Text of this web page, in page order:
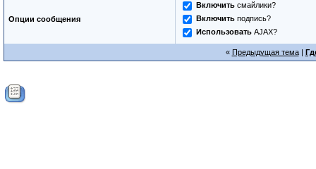
Опции сообщения
Включитьсмайлики?
Включитьподпись?
ИспользоватьAJAX?
« Предыдущая тема|